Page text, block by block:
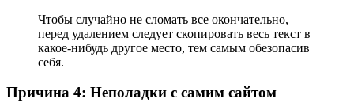
Чтобы случайно не сломать все окончательно,
перед удалением следует скопировать весь текст в
какое-нибудь другое место, тем самым обезопасив
себя.
Причина 4: Неполадки с самим сайтом